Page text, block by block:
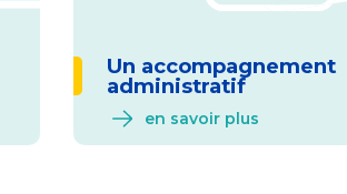
Un accompagnement
administratif
en savoir plus